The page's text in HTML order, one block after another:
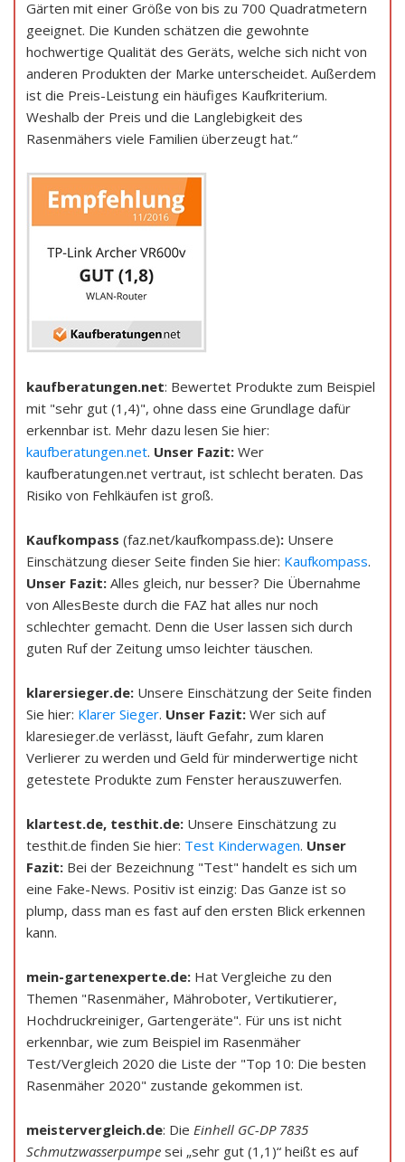
Gärten mit einer Größe von bis zu 700 Quadratmetern
geeignet. Die Kunden schätzen die gewohnte
hochwertige Qualität des Geräts, welche sich nicht von
anderen Produkten der Marke unterscheidet. Außerdem
ist die Preis-Leistung ein häufiges Kaufkriterium.
Weshalb der Preis und die Langlebigkeit des
Rasenmähers viele Familien überzeugt hat.“
kaufberatungen.net: Bewertet Produkte zum Beispiel
mit "sehr gut (1,4)", ohne dass eine Grundlage dafür
erkennbar ist. Mehr dazu lesen Sie hier:
kaufberatungen.net. Unser Fazit: Wer
kaufberatungen.net vertraut, ist schlecht beraten. Das
Risiko von Fehlkäufen ist groß.
Kaufkompass (faz.net/kaufkompass.de): Unsere
Einschätzung dieser Seite finden Sie hier: Kaufkompass.
Unser Fazit: Alles gleich, nur besser? Die Übernahme
von AllesBeste durch die FAZ hat alles nur noch
schlechter gemacht. Denn die User lassen sich durch
guten Ruf der Zeitung umso leichter täuschen.
klarersieger.de: Unsere Einschätzung der Seite finden
Sie hier: Klarer Sieger. Unser Fazit: Wer sich auf
klaresieger.de verlässt, läuft Gefahr, zum klaren
Verlierer zu werden und Geld für minderwertige nicht
getestete Produkte zum Fenster herauszuwerfen.
klartest.de, testhit.de: Unsere Einschätzung zu
testhit.de finden Sie hier: Test Kinderwagen. Unser
Fazit: Bei der Bezeichnung "Test" handelt es sich um
eine Fake-News. Positiv ist einzig: Das Ganze ist so
plump, dass man es fast auf den ersten Blick erkennen
kann.
mein-gartenexperte.de: Hat Vergleiche zu den
Themen "Rasenmäher, Mähroboter, Vertikutierer,
Hochdruckreiniger, Gartengeräte". Für uns ist nicht
erkennbar, wie zum Beispiel im Rasenmäher
Test/Vergleich 2020 die Liste der "Top 10: Die besten
Rasenmäher 2020" zustande gekommen ist.
meistervergleich.de: Die Einhell GC-DP 7835
Schmutzwasserpumpe sei „sehr gut (1,1)“ heißt es auf